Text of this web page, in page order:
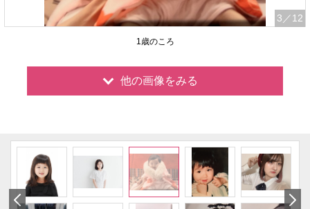
3 ／12
1歳のころ
他の画像をみる